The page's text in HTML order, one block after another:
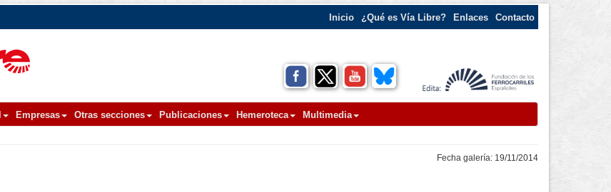
Inicio ¿Qué es Vía Libre? Enlaces Contacto
Empresas Otras secciones Publicaciones Hemeroteca Multimedia
Fecha galería: 19/11/2014